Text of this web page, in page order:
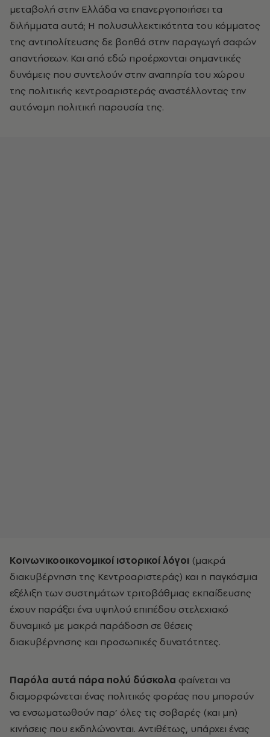
μεταβολή στην Ελλάδα να επανεργοποιήσει τα
διλήμματα αυτά; Η πολυσυλλεκτικότητα του κόμματος
της αντιπολίτευσης δε βοηθά στην παραγωγή σαφών
απαντήσεων. Και από εδώ προέρχονται σημαντικές
δυνάμεις που συντελούν στην αναπηρία του χώρου
της πολιτικής κεντροαριστεράς αναστέλλοντας την
αυτόνομη πολιτική παρουσία της.
Κοινωνικοοικονομικοί ιστορικοί λόγοι (μακρά
διακυβέρνηση της Κεντροαριστεράς) και η παγκόσμια
εξέλιξη των συστημάτων τριτοβάθμιας εκπαίδευσης
έχουν παράξει ένα υψηλού επιπέδου στελεχιακό
δυναμικό με μακρά παράδοση σε θέσεις
διακυβέρνησης και προσωπικές δυνατότητες.
Παρόλα αυτά πάρα πολύ δύσκολα φαίνεται να
διαμορφώνεται ένας πολιτικός φορέας που μπορούν
να ενσωματωθούν παρ’ όλες τις σοβαρές (και μη)
κινήσεις που εκδηλώνονται. Αντιθέτως, υπάρχει ένας